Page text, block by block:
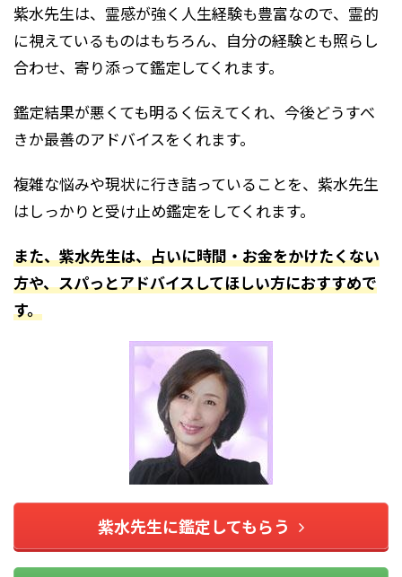
紫水先生は、霊感が強く人生経験も豊富なので、霊的
に視えているものはもちろん、自分の経験とも照らし
合わせ、寄り添って鑑定してくれます。
鑑定結果が悪くても明るく伝えてくれ、今後どうすべ
きか最善のアドバイスをくれます。
複雑な悩みや現状に行き詰っていることを、紫水先生
はしっかりと受け止め鑑定をしてくれます。
また、紫水先生は、占いに時間・お金をかけたくない
方や、スパっとアドバイスしてほしい方におすすめで
す。
紫水先生に鑑定してもらう